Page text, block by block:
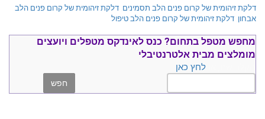
דלקת זיהומית של קרום פנים הלב תסמינים דלקת זיהומית של קרום פנים הלב
אבחון דלקת זיהומית של קרום פנים הלב טיפול
מחפש מטפל בתחום? כנס לאינדקס מטפלים ויועצים
מומלצים מבית אלטרנטיבלי
לחץ כאן